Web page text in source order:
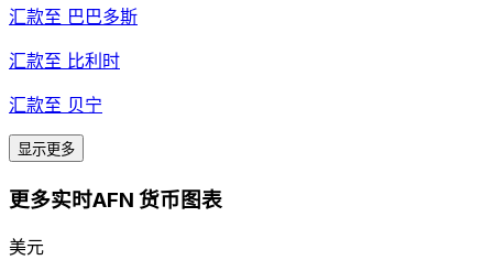
汇款至 巴巴多斯
汇款至 比利时
汇款至 贝宁
显示更多
更多实时AFN 货币图表
美元